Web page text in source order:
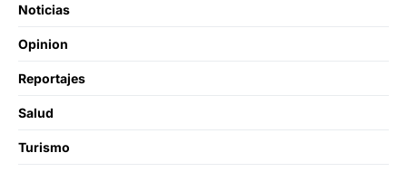
Noticias
Opinion
Reportajes
Salud
Turismo